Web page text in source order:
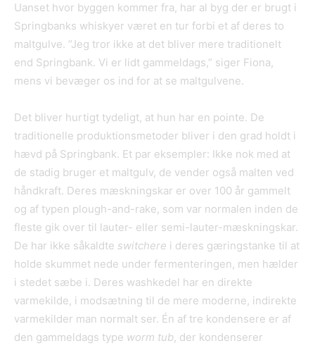
Uanset hvor byggen kommer fra, har al byg der er brugt i
Springbanks whiskyer været en tur forbi et af deres to
maltgulve. ”Jeg tror ikke at det bliver mere traditionelt
end Springbank. Vi er lidt gammeldags,” siger Fiona,
mens vi bevæger os ind for at se maltgulvene.
Det bliver hurtigt tydeligt, at hun har en pointe. De
traditionelle produktionsmetoder bliver i den grad holdt i
hævd på Springbank. Et par eksempler: Ikke nok med at
de stadig bruger et maltgulv, de vender også malten ved
håndkraft. Deres mæskningskar er over 100 år gammelt
og af typen plough-and-rake, som var normalen inden de
fleste gik over til lauter- eller semi-lauter-mæskningskar.
De har ikke såkaldte switchere i deres gæringstanke til at
holde skummet nede under fermenteringen, men hælder
i stedet sæbe i. Deres washkedel har en direkte
varmekilde, i modsætning til de mere moderne, indirekte
varmekilder man normalt ser. Én af tre kondensere er af
den gammeldags type worm tub, der kondenserer